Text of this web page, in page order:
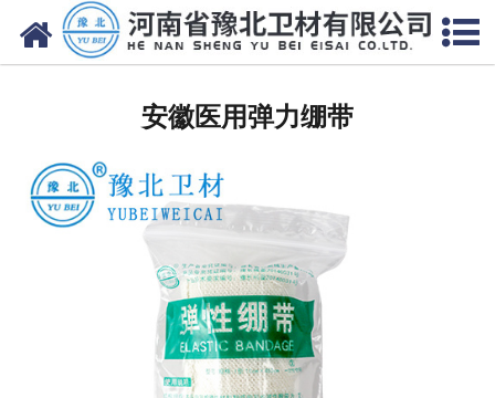
网站首页
安徽医用棉签
安徽显影纱布
安徽医用口罩帽
安徽医用弹力绷带